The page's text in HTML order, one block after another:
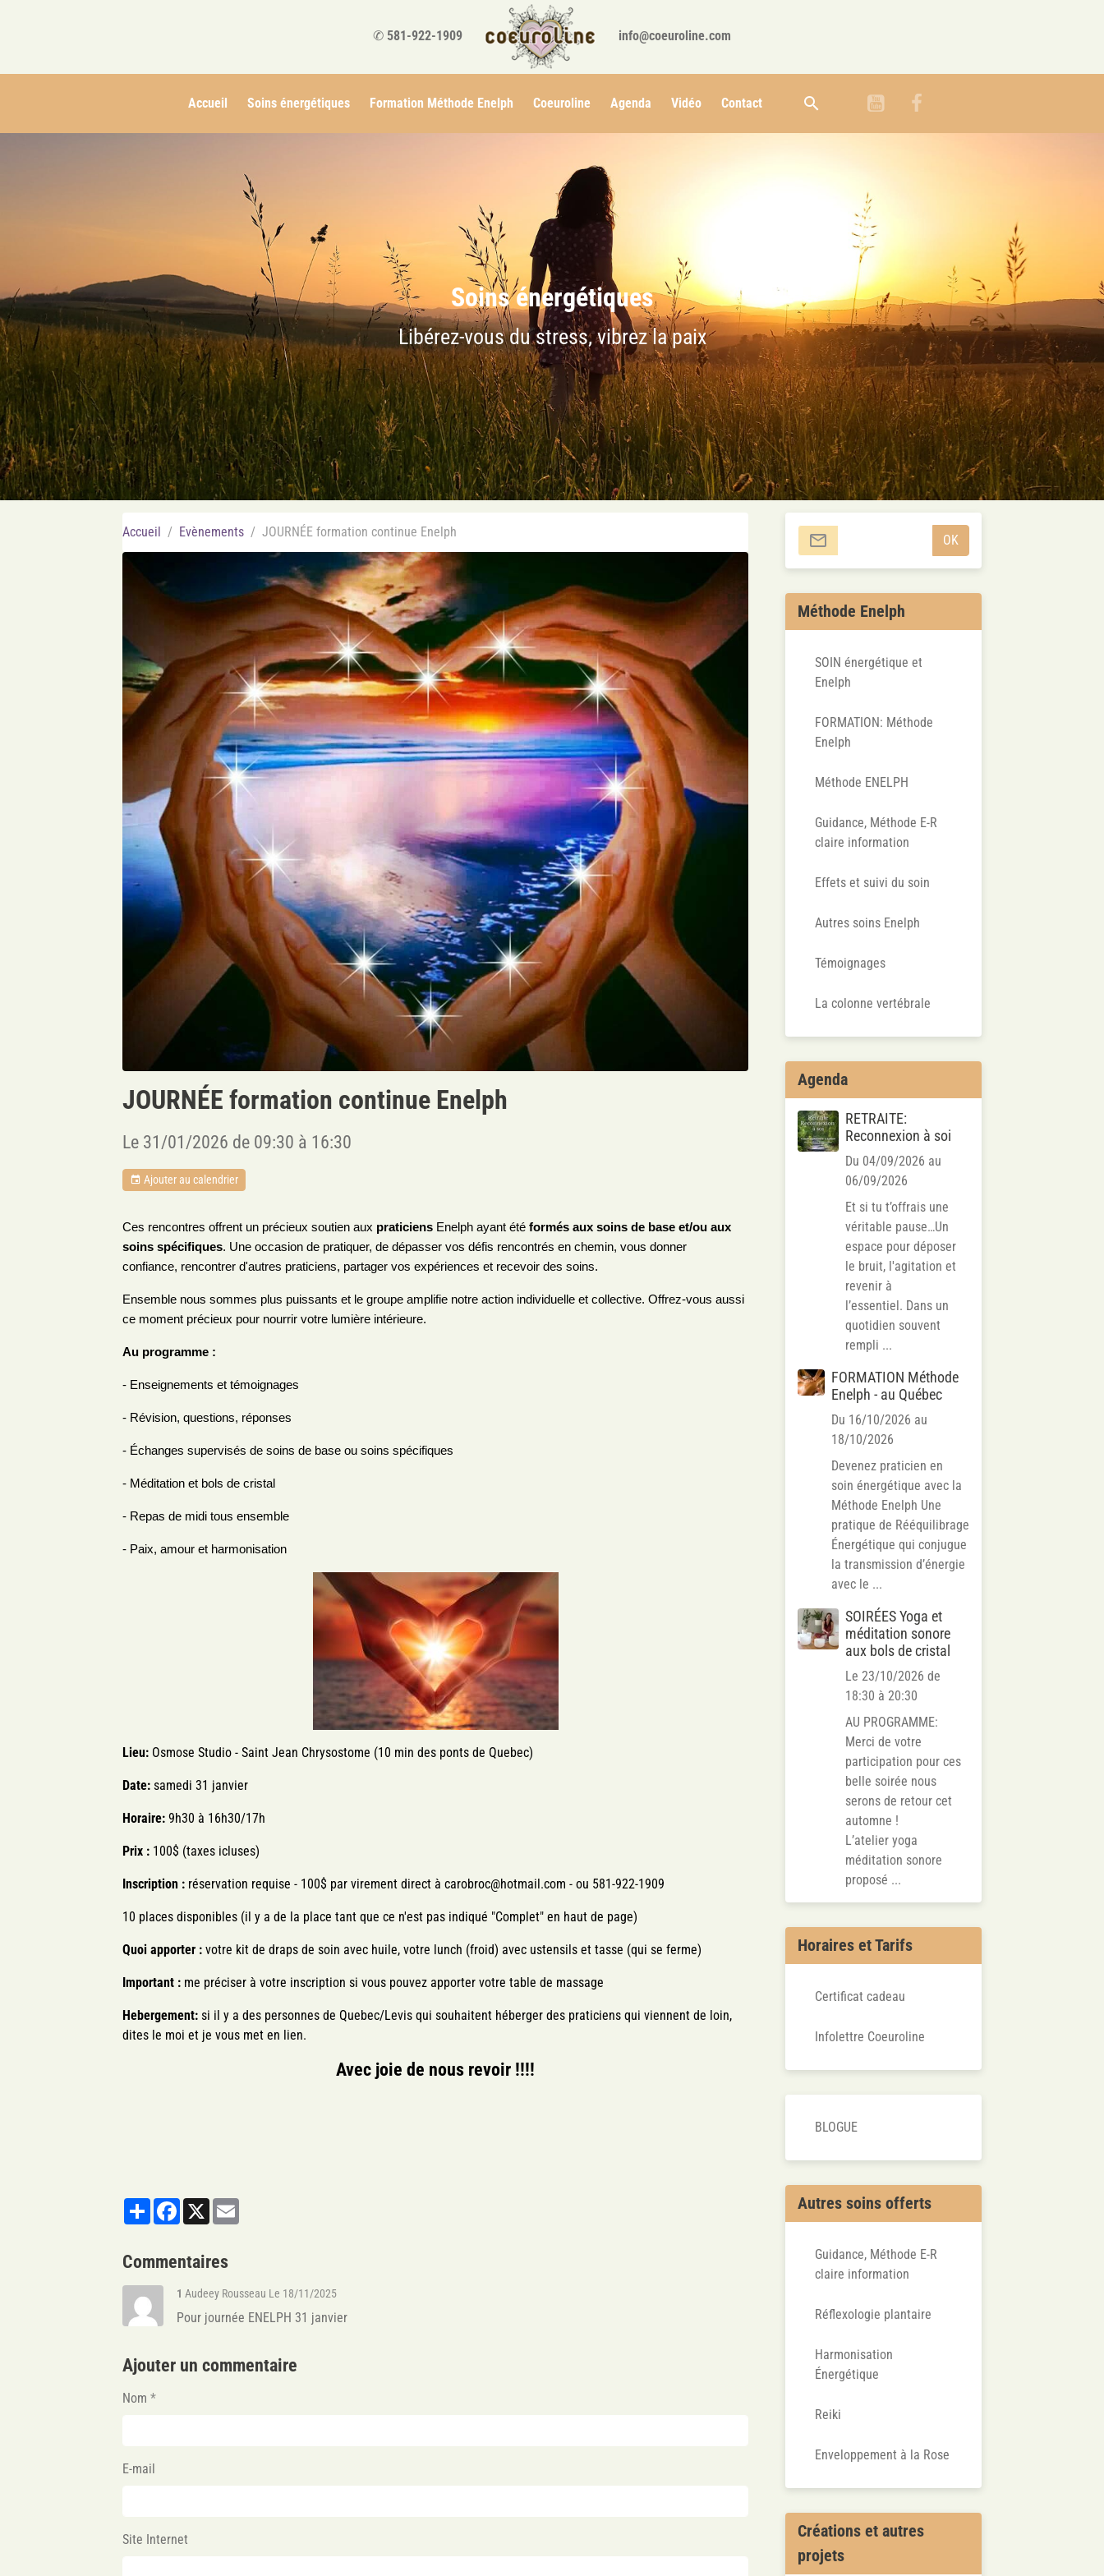
✆ 581-922-1909 info@coeuroline.com
Accueil Soins énergétiques Formation Méthode Enelph Coeuroline Agenda Vidéo Contact
Soins énergétiques
Libérez-vous du stress, vibrez la paix
Accueil Evènements JOURNÉE formation continue Enelph
JOURNÉE formation continue Enelph
Le 31/01/2026 de 09:30 à 16:30
Ajouter au calendrier
Ces rencontres offrent un précieux soutien aux praticiens Enelph ayant étéformés aux soins de base et/ou aux
soins spécifiques. Une occasion de pratiquer, de dépasser vos défis rencontrés en chemin, vous donner
confiance, rencontrer d'autres praticiens, partager vos expériences et recevoir des soins.
Ensemble nous sommes plus puissants et le groupe amplifie notre action individuelle et collective. Offrez-vous aussi
ce moment précieux pour nourrir votre lumière intérieure.
Au programme :
- Enseignements et témoignages
- Révision, questions, réponses
- Échanges supervisés de soins de base ou soins spécifiques
- Méditation et bols de cristal
- Repas de midi tous ensemble
- Paix, amour et harmonisation
Lieu: Osmose Studio - Saint Jean Chrysostome (10 min des ponts de Quebec)
Date: samedi 31 janvier
Horaire:9h30 à 16h30/17h
Prix : 100$ (taxes icluses)
Inscription : réservation requise - 100$ par virement direct à carobroc@hotmail.com - ou 581-922-1909
10 places disponibles (il y a de la place tant que ce n'est pas indiqué "Complet" en haut de page)
Quoi apporter : votre kit de draps de soin avec huile, votre lunch (froid) avec ustensils et tasse (qui se ferme)
Important : me préciser à votre inscription si vous pouvez apporter votre table de massage
Hebergement: si il y a des personnes de Quebec/Levis qui souhaitent héberger des praticiens qui viennent de loin,
dites le moi et je vous met en lien.
Avec joie de nous revoir !!!!
PartagerFacebook
X
Commentaires
1 Audeey Rousseau Le 18/11/2025
Pour journée ENELPH 31 janvier
Ajouter un commentaire
Nom
E-mail
Site Internet
OK
Méthode Enelph
SOIN énergétique et
Enelph
FORMATION: Méthode
Enelph
Méthode ENELPH
Guidance, Méthode E-R
claire information
Effets et suivi du soin
Autres soins Enelph
Témoignages
La colonne vertébrale
Agenda
RETRAITE:
Reconnexion à soi
Du 04/09/2026 au
06/09/2026
Et si tu t’offrais une
véritable pause…Un
espace pour déposer
le bruit, l'agitation et
revenir à
l’essentiel. Dans un
quotidien souvent
rempli ...
FORMATION Méthode
Enelph - au Québec
Du 16/10/2026 au
18/10/2026
Devenez praticien en
soin énergétique avec la
Méthode Enelph Une
pratique de Rééquilibrage
Énergétique qui conjugue
la transmission d’énergie
avec le ...
SOIRÉES Yoga et
méditation sonore
aux bols de cristal
Le 23/10/2026 de
18:30 à 20:30
AU PROGRAMME:
Merci de votre
participation pour ces
belle soirée nous
serons de retour cet
automne !
L’atelier yoga
méditation sonore
proposé ...
Horaires et Tarifs
Certificat cadeau
Infolettre Coeuroline
BLOGUE
Autres soins offerts
Guidance, Méthode E-R
claire information
Réflexologie plantaire
Harmonisation
Énergétique
Reiki
Enveloppement à la Rose
Créations et autres
projets